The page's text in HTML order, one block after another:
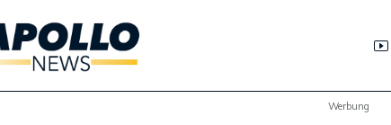
Werbung